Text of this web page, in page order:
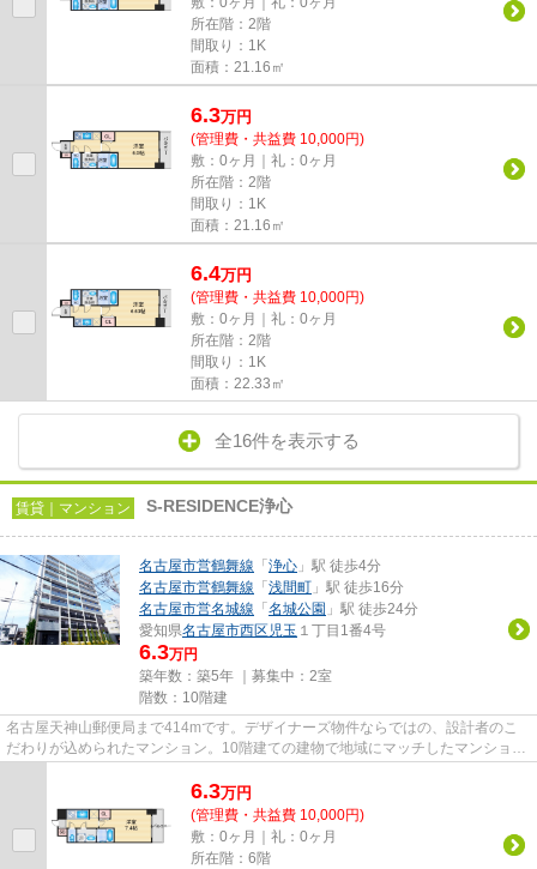
所在階：2階
間取り：1K
面積：21.16㎡
6.3万円
(管理費・共益費 10,000円)
敷：0ヶ月｜礼：0ヶ月
所在階：2階
間取り：1K
面積：21.16㎡
6.4万円
(管理費・共益費 10,000円)
敷：0ヶ月｜礼：0ヶ月
所在階：2階
間取り：1K
面積：22.33㎡
全16件を表示する
賃貸｜マンション S-RESIDENCE浄心
名古屋市営鶴舞線 「 浄心 」駅 徒歩4分
名古屋市営鶴舞線 「 浅間町 」駅 徒歩16分
名古屋市営名城線 「 名城公園 」駅 徒歩24分
愛知県名古屋市西区 児玉 １丁目1番4号
6.3万円
築年数：築5年 ｜募集中： 2室
階数：10階建
名古屋天神山郵便局まで414mです。デザイナーズ物件ならではの、設計者のこ
だわりが込められたマンション。10階建ての建物で地域にマッチしたマンショ
6.3万円
(管理費・共益費 10,000円)
敷：0ヶ月｜礼：0ヶ月
所在階：6階